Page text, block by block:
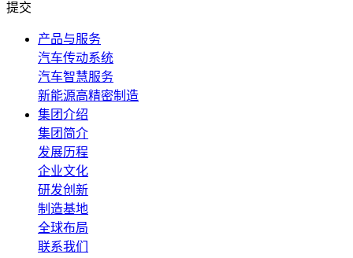
提交
产品与服务
汽车传动系统
汽车智慧服务
新能源高精密制造
集团介绍
集团简介
发展历程
企业文化
研发创新
制造基地
全球布局
联系我们